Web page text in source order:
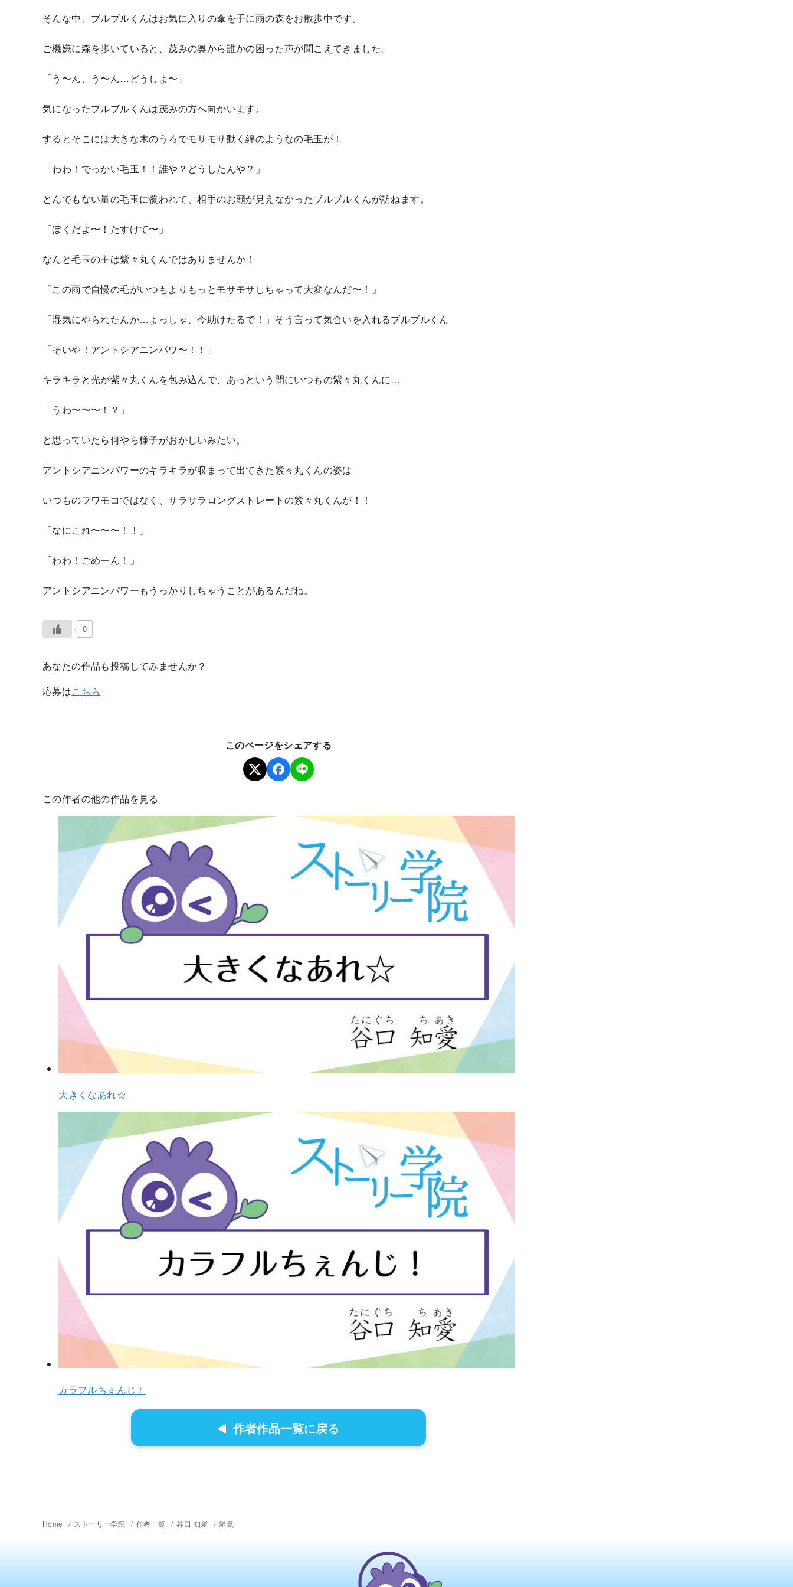
そんな中、ブルブルくんはお気に⼊りの傘を⼿に⾬の森をお散歩中です。
ご機嫌に森を歩いていると、茂みの奥から誰かの困った声が聞こえてきました。
「う〜ん、う〜ん…どうしよ〜」
気になったブルブルくんは茂みの⽅へ向かいます。
するとそこには⼤きな⽊のうろでモサモサ動く綿のようなの⽑⽟が！
「わわ！でっかい⽑⽟！！誰や？どうしたんや？」
とんでもない量の⽑⽟に覆われて、相⼿のお顔が⾒えなかったブルブルくんが訪ねます。
「ぼくだよ〜！たすけて〜」
なんと⽑⽟の主は紫々丸くんではありませんか！
「この⾬で⾃慢の⽑がいつもよりもっとモサモサしちゃって⼤変なんだ〜！」
「湿気にやられたんか…よっしゃ、今助けたるで！」そう⾔って気合いを⼊れるブルブルくん
「そいや！アントシアニンパワ〜！！」
キラキラと光が紫々丸くんを包み込んで、あっという間にいつもの紫々丸くんに…
「うわ〜〜〜！？」
と思っていたら何やら様⼦がおかしいみたい。
アントシアニンパワーのキラキラが収まって出てきた紫々丸くんの姿は
いつものフワモコではなく、サラサラロングストレートの紫々丸くんが！！
「なにこれ〜〜〜！！」
「わわ！ごめーん！」
アントシアニンパワーもうっかりしちゃうことがあるんだね。
0
あなたの作品も投稿してみませんか？
応募はこちら
このページをシェアする
この作者の他の作品を見る
⼤きくなあれ☆
カラフルちぇんじ！
作者作品一覧に戻る
Home ストーリー学院 作者一覧 谷口 知愛 湿気